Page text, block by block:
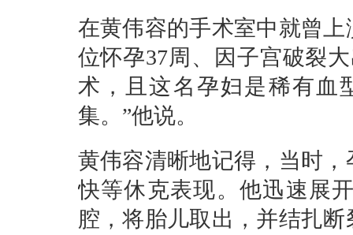
在黄伟容的手术室中就曾
位怀孕37周、因子宫破裂
术，且这名孕妇是稀有血
集。”他说。
黄伟容清晰地记得，当时
快等休克表现。他迅速展
腔，将胎儿取出，并结扎